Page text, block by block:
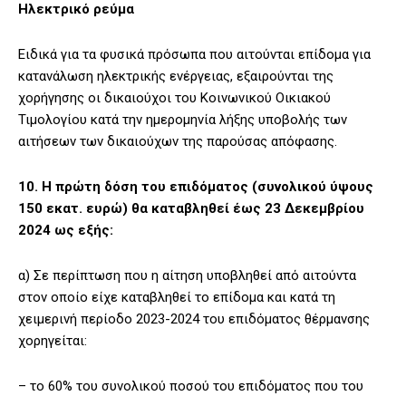
Ηλεκτρικό ρεύμα
Ειδικά για τα φυσικά πρόσωπα που αιτούνται επίδομα για
κατανάλωση ηλεκτρικής ενέργειας, εξαιρούνται της
χορήγησης οι δικαιούχοι του Κοινωνικού Οικιακού
Τιμολογίου κατά την ημερομηνία λήξης υποβολής των
αιτήσεων των δικαιούχων της παρούσας απόφασης.
10. Η πρώτη δόση του επιδόματος (συνολικού ύψους
150 εκατ. ευρώ) θα καταβληθεί έως 23 Δεκεμβρίου
2024 ως εξής:
α) Σε περίπτωση που η αίτηση υποβληθεί από αιτούντα
στον οποίο είχε καταβληθεί το επίδομα και κατά τη
χειμερινή περίοδο 2023-2024 του επιδόματος θέρμανσης
χορηγείται:
– το 60% του συνολικού ποσού του επιδόματος που του